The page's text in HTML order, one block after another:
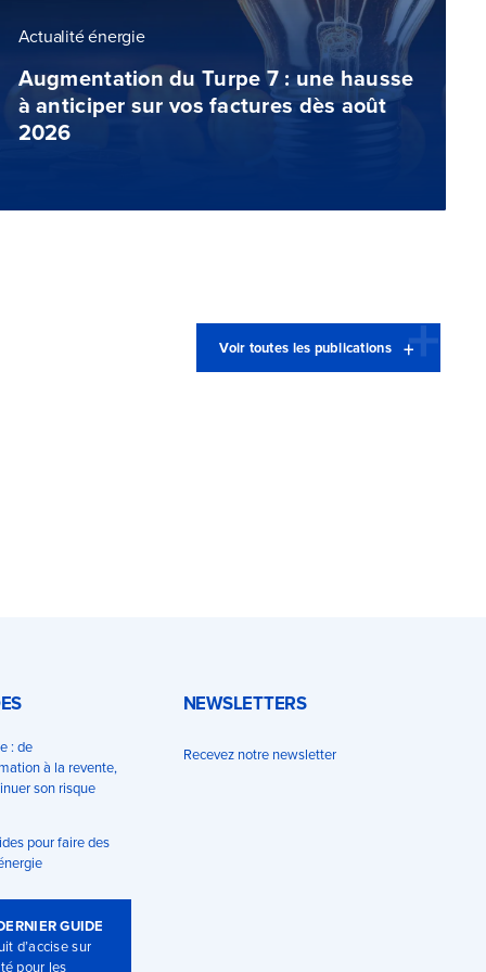
Actualité énergie
Augmentation du Turpe 7 : une hausse
à anticiper sur vos factures dès août
2026
Voir toutes les publications
: de
à la revente,
son risque
pour faire des
GUIDE
d’accise sur
pour les
NEWSLETTERS
Recevez notre newsletter